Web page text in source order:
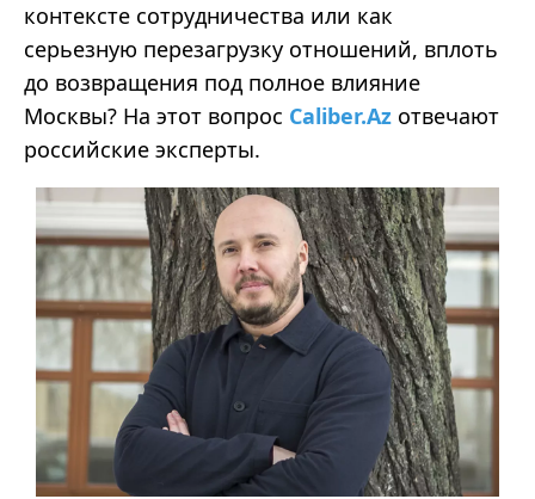
контексте сотрудничества или как
серьезную перезагрузку отношений, вплоть
до возвращения под полное влияние
Москвы? На этот вопрос Caliber.Az отвечают
российские эксперты.